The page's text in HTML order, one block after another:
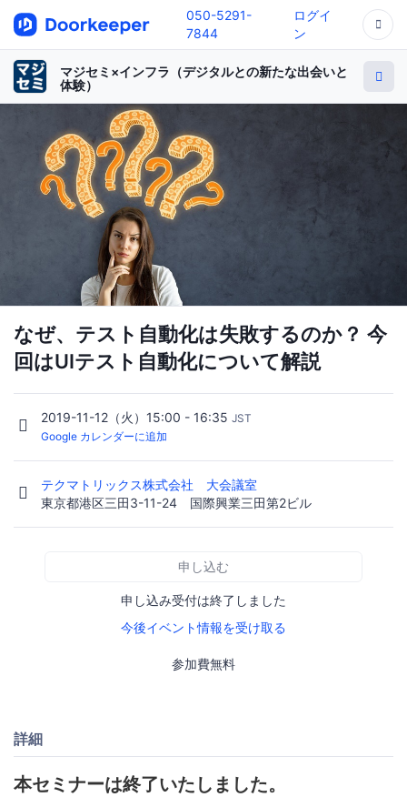
050-5291-
7844
ログイ
ン
マジセミ×インフラ（デジタルとの新たな出会いと
体験）
なぜ、テスト自動化は失敗するのか？ 今
回はUIテスト自動化について解説
2019-11-12（火）15:00 - 16:35 JST
Google カレンダーに追加
テクマトリックス株式会社 大会議室
東京都港区三田3-11-24 国際興業三田第2ビル
申し込む
申し込み受付は終了しました
今後イベント情報を受け取る
参加費無料
詳細
本セミナーは終了いたしました。